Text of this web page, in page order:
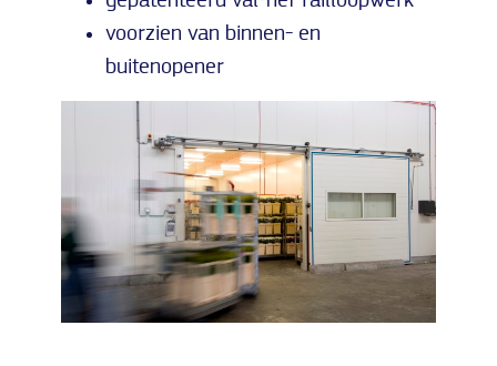
voorzien van binnen- en
buitenopener